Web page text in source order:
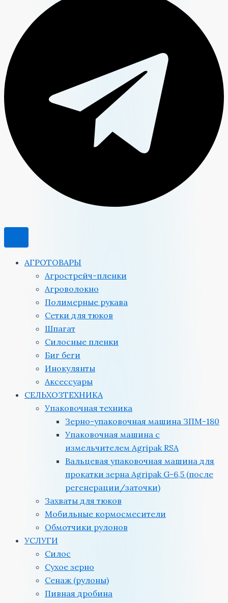
АГРОТОВАРЫ
Агрострейч-пленки
Агроволокно
Полимерные рукава
Сетки для тюков
Шпагат
Силосные пленки
Биг беги
Инокулянты
Аксессуары
СЕЛЬХОЗТЕХНИКА
Упаковочная техника
Зерно-упаковочная машина ЗПМ-180
Упаковочная машина с
измельчителем Agripak RSA
Вальцевая упаковочная машина для
прокатки зерна Agripak G-6,5 (после
регенерации/заточки)
Захваты для тюков
Мобильные кормосмесители
Обмотчики рулонов
УСЛУГИ
Силос
Сухое зерно
Сенаж (рулоны)
Пивная дробина